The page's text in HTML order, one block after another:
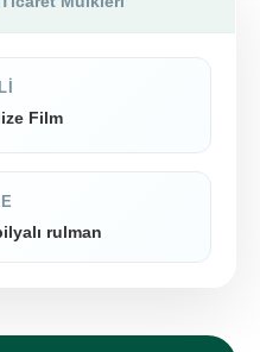
Film
rulman